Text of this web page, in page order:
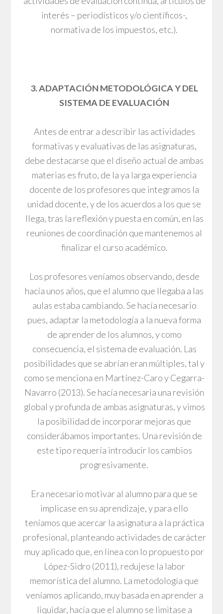
interés – periodísticos y/o científicos-,
normativa de los impuestos, etc.).
3. ADAPTACIÓN METODOLÓGICA Y DEL
SISTEMA DE EVALUACIÓN
Antes de entrar a describir las actividades
formativas y evaluativas de las asignaturas,
debe destacarse que el diseño actual de ambas
materias es fruto, de la ya larga experiencia
docente de los profesores que integramos la
unidad docente, y de los acuerdos a los que se
llega, tras la reflexión y puesta en común, en las
reuniones de coordinación que mantenemos al
finalizar el curso académico.
Los profesores veníamos observando, desde
hacía unos años, que el alumno que llegaba a las
aulas estaba cambiando. Se hacía necesario
pues, adaptar la metodología a la nueva forma
de aprender de los alumnos, y como
consecuencia, el sistema de evaluación. Las
posibilidades que se abrían eran múltiples, tal y
como se menciona en Martínez-Caro y Cegarra-
Navarro (2013). Se hacía necesaria una revisión
global y profunda de ambas asignaturas, y vimos
la posibilidad de incorporar mejoras que
considerábamos importantes. Una revisión de
este tipo requería introducir los cambios
progresivamente.
Era necesario motivar al alumno para que se
implicase en su aprendizaje, y para ello
teníamos que acercar la asignatura a la práctica
profesional, planteando actividades de carácter
muy aplicado que, en línea con lo propuesto por
López-Sidro (2011), redujese la labor
memorística del alumno. La metodología que
veníamos aplicando, muy basada en aprender a
liquidar, hacía que el alumno se limitase a